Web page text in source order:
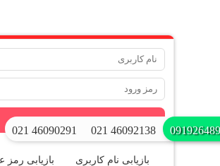
ورود
بازیابی نام کاربری بازیابی رمز
021 46090291 021 46092138